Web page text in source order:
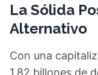
La Sólida
Alternativo
Con una
1,82 billones de